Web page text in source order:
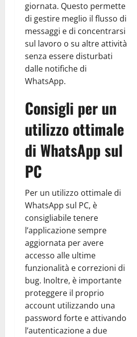
giornata. Questo permette
di gestire meglio il flusso di
messaggi e di concentrarsi
sul lavoro o su altre attività
senza essere disturbati
dalle notifiche di
WhatsApp.
Consigli per un
utilizzo ottimale
di WhatsApp sul
PC
Per un utilizzo ottimale di
WhatsApp sul PC, è
consigliabile tenere
l’applicazione sempre
aggiornata per avere
accesso alle ultime
funzionalità e correzioni di
bug. Inoltre, è importante
proteggere il proprio
account utilizzando una
password forte e attivando
l’autenticazione a due